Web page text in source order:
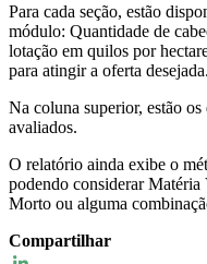
Para cada seção, estão
módulo: Quantidade de
lotação em quilos por
para atingir a oferta desejada.
Na coluna superior, estão
avaliados.
O relatório ainda exibe o
podendo considerar
Morto ou alguma
Compartilhar